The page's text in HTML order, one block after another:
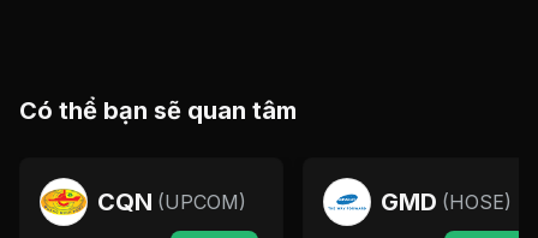
Có thể bạn sẽ quan tâm
CQN (UPCOM)
GMD (HOSE)